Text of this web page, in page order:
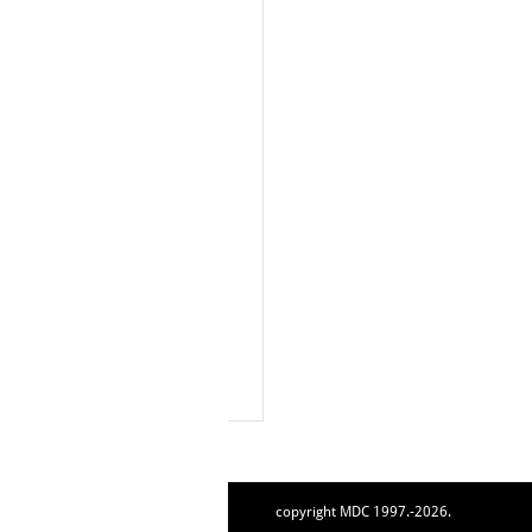
copyright MDC 1997.-2026.